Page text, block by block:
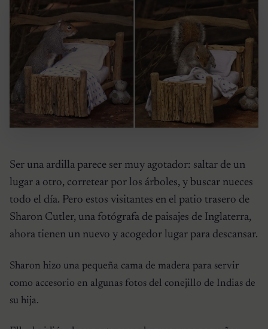
Ser una ardilla parece ser muy agotador: saltar de un
lugar a otro, corretear por los árboles, y buscar nueces
todo el día. Pero estos visitantes en el patio trasero de
Sharon Cutler, una fotógrafa de paisajes de Inglaterra,
ahora tienen un nuevo y acogedor lugar para descansar.
Sharon hizo una pequeña cama de madera para servir
como accesorio en algunas fotos del conejillo de Indias de
su hija.